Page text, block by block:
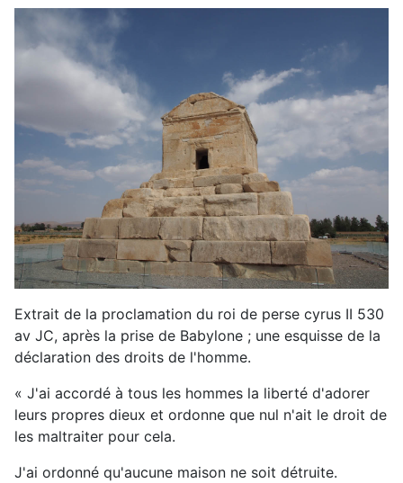
Extrait de la proclamation du roi de perse cyrus II 530
av JC, après la prise de Babylone ; une esquisse de la
déclaration des droits de l'homme.
« J'ai accordé à tous les hommes la liberté d'adorer
leurs propres dieux et ordonne que nul n'ait le droit de
les maltraiter pour cela.
J'ai ordonné qu'aucune maison ne soit détruite.